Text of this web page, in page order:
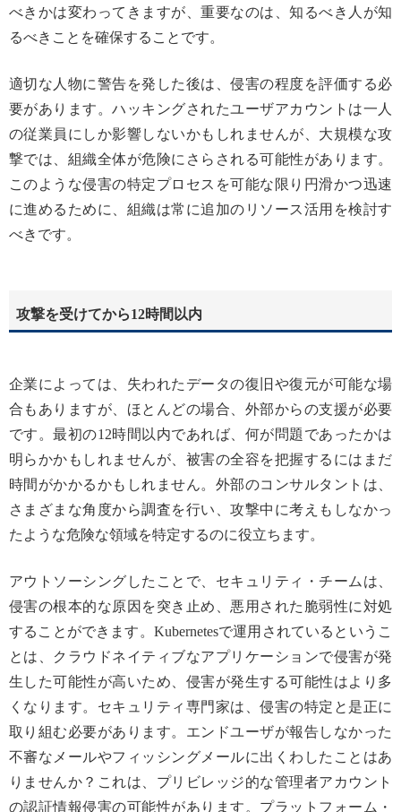
べきかは変わってきますが、重要なのは、知るべき人が知
るべきことを確保することです。
適切な人物に警告を発した後は、侵害の程度を評価する必
要があります。ハッキングされたユーザアカウントは一人
の従業員にしか影響しないかもしれませんが、大規模な攻
撃では、組織全体が危険にさらされる可能性があります。
このような侵害の特定プロセスを可能な限り円滑かつ迅速
に進めるために、組織は常に追加のリソース活用を検討す
べきです。
攻撃を受けてから12時間以内
企業によっては、失われたデータの復旧や復元が可能な場
合もありますが、ほとんどの場合、外部からの支援が必要
です。最初の12時間以内であれば、何が問題であったかは
明らかかもしれませんが、被害の全容を把握するにはまだ
時間がかかるかもしれません。外部のコンサルタントは、
さまざまな角度から調査を行い、攻撃中に考えもしなかっ
たような危険な領域を特定するのに役立ちます。
アウトソーシングしたことで、セキュリティ・チームは、
侵害の根本的な原因を突き止め、悪用された脆弱性に対処
することができます。Kubernetesで運用されているというこ
とは、クラウドネイティブなアプリケーションで侵害が発
生した可能性が高いため、侵害が発生する可能性はより多
くなります。セキュリティ専門家は、侵害の特定と是正に
取り組む必要があります。エンドユーザが報告しなかった
不審なメールやフィッシングメールに出くわしたことはあ
りませんか？これは、プリビレッジ的な管理者アカウント
の認証情報侵害の可能性があります。プラットフォーム・